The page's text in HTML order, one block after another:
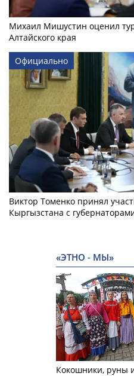
Михаил Мишустин оценил
Алтайского края
Официально
Виктор Томенко принял
Кыргызстана с
«ЭТНО - МЫ»
Кокошники, руны